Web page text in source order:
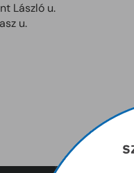
László u.
u.